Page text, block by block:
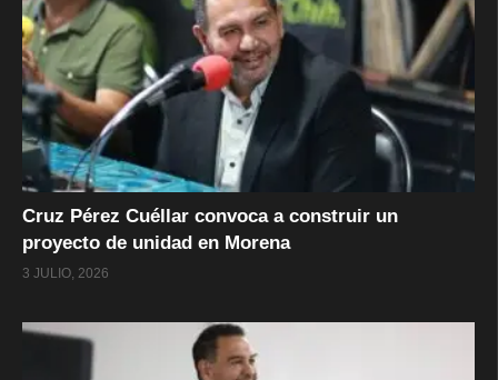
Cruz Pérez Cuéllar convoca a construir un
proyecto de unidad en Morena
3 JULIO, 2026